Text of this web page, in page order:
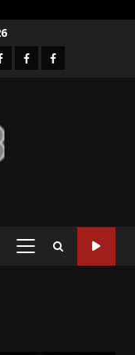
Facebook-Facebook-
PRIMARY